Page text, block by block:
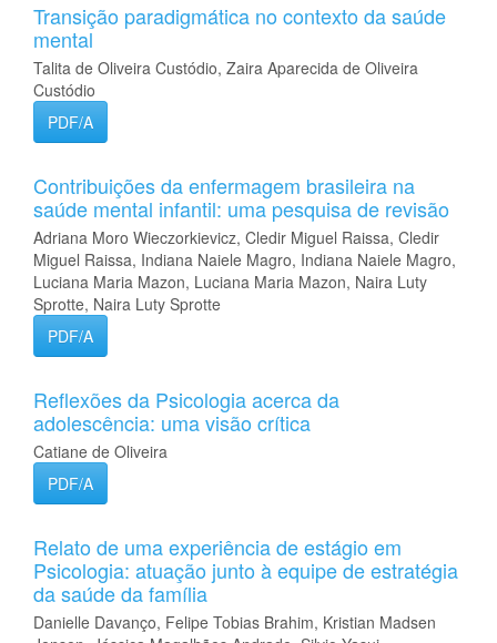
Transição paradigmática no contexto da saúde
mental
Talita de Oliveira Custódio, Zaira Aparecida de Oliveira
Custódio
PDF/A
Contribuições da enfermagem brasileira na
saúde mental infantil: uma pesquisa de revisão
Adriana Moro Wieczorkievicz, Cledir Miguel Raissa, Cledir
Miguel Raissa, Indiana Naiele Magro, Indiana Naiele Magro,
Luciana Maria Mazon, Luciana Maria Mazon, Naira Luty
Sprotte, Naira Luty Sprotte
PDF/A
Reflexões da Psicologia acerca da
adolescência: uma visão crítica
Catiane de Oliveira
PDF/A
Relato de uma experiência de estágio em
Psicologia: atuação junto à equipe de estratégia
da saúde da família
Danielle Davanço, Felipe Tobias Brahim, Kristian Madsen